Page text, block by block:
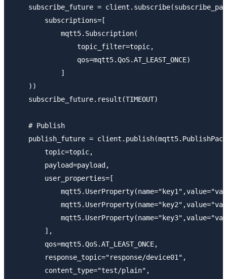
subscribe_future =
        subscriptions=[
            mqtt5.Subscription(
                topic_filter=topic,
                qos=mqtt5.QoS.AT_LEAST_ONCE)
            ]
    ))
    subscribe_future.result(TIMEOUT)
    # Publish
publish_future =
        topic=topic,
        payload=payload,
        user_properties=[
        ],
        qos=mqtt5.QoS.AT_LEAST_ONCE,
        response_topic="response/device01",
        content_type="test/plain",